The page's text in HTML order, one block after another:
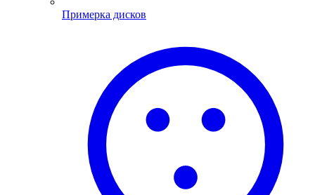
Примерка дисков